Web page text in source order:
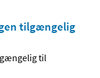
tilgængelig
til